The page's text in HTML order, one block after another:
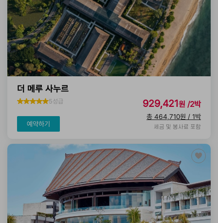
더 메루 사누르
5성급
예약하기
929,421원 /2박
총 464,710원 / 1박
세금 및 봉사료 포함